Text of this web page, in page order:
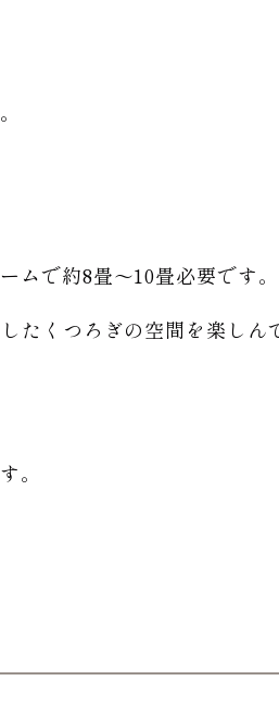
で約8畳〜10畳必要です。
たくつろぎの空間を楽しん
。